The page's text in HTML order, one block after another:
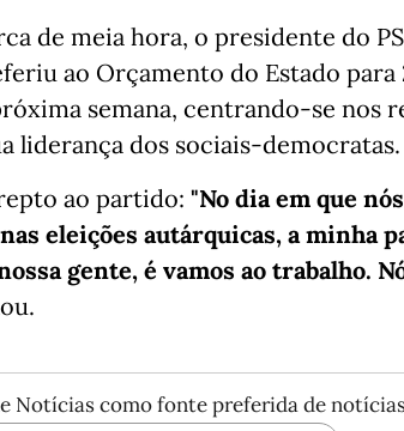
de meia hora, o presidente do
ao Orçamento do Estado para
semana, centrando-se nos
liderança dos sociais-democratas.
ao partido: "No dia em que
eleições autárquicas, a minha
gente, é vamos ao trabalho.
Notícias como fonte preferida de